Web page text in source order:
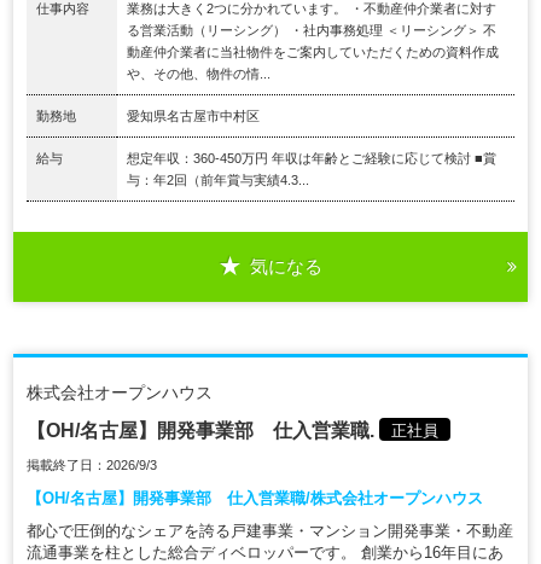
仕事内容
業務は大きく2つに分かれています。 ・不動産仲介業者に対す
る営業活動（リーシング） ・社内事務処理 ＜リーシング＞ 不
動産仲介業者に当社物件をご案内していただくための資料作成
や、その他、物件の情...
勤務地 愛知県名古屋市中村区
給与
想定年収：360-450万円 年収は年齢とご経験に応じて検討 ■賞
与：年2回（前年賞与実績4.3...
気になる
株式会社オープンハウス
【OH/名古屋】開発事業部 仕入営業職. 正社員
掲載終了日：2026/9/3
【OH/名古屋】開発事業部 仕入営業職/株式会社オープンハウス
都心で圧倒的なシェアを誇る戸建事業・マンション開発事業・不動産
流通事業を柱とした総合ディベロッパーです。 創業から16年目にあ